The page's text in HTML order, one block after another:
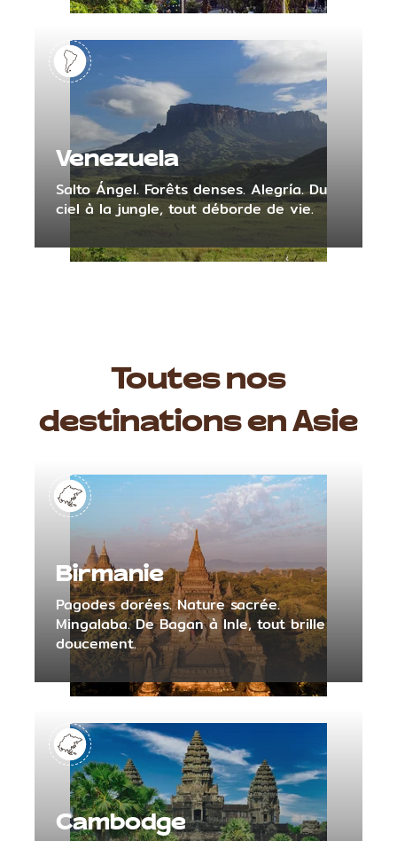
Venezuela
Salto Ángel. Forêts denses. Alegría. Du
ciel à la jungle, tout déborde de vie.
Toutes nos
destinations en Asie
Birmanie
Pagodes dorées. Nature sacrée.
Mingalaba. De Bagan à Inle, tout brille
doucement.
Cambodge